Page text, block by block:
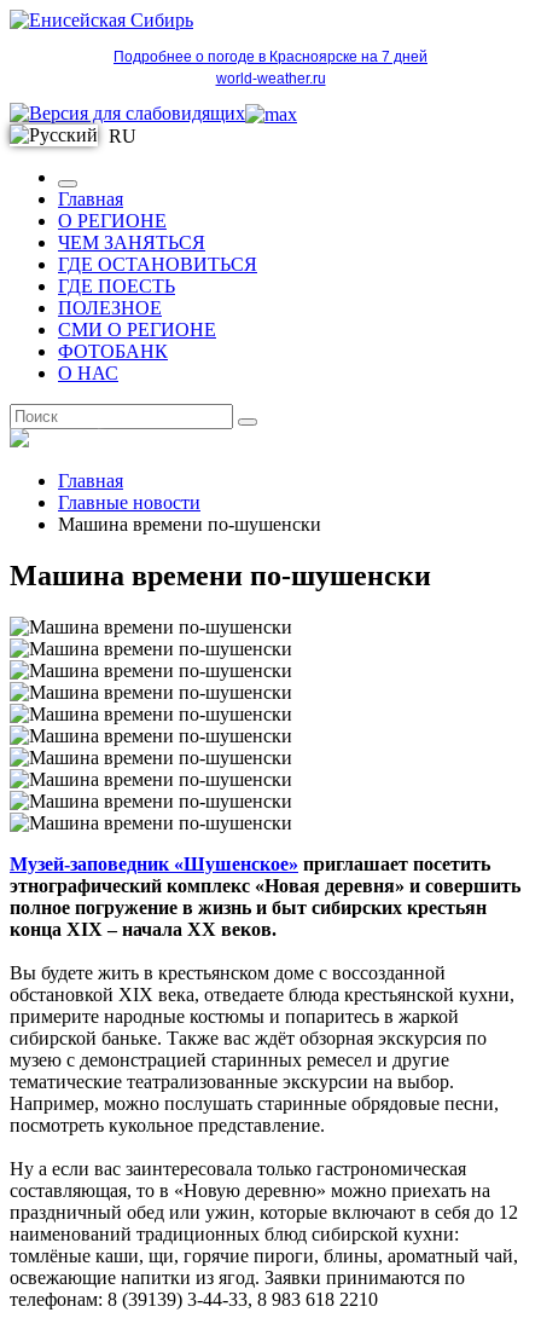
Подробнее о погоде в Красноярске на 7 дней
world-weather.ru
RU
Главная
О РЕГИОНЕ
ЧЕМ ЗАНЯТЬСЯ
ГДЕ ОСТАНОВИТЬСЯ
ГДЕ ПОЕСТЬ
ПОЛЕЗНОЕ
СМИ О РЕГИОНЕ
ФОТОБАНК
О НАС
Главная
Главные новости
Машина времени по-шушенски
Машина времени по-шушенски
Музей-заповедник «Шушенское» приглашает посетить
этнографический комплекс «Новая деревня» и совершить
полное погружение в жизнь и быт сибирских крестьян
конца XIX – начала XX веков.
Вы будете жить в крестьянском доме с воссозданной
обстановкой XIX века, отведаете блюда крестьянской кухни,
примерите народные костюмы и попаритесь в жаркой
сибирской баньке. Также вас ждёт обзорная экскурсия по
музею с демонстрацией старинных ремесел и другие
тематические театрализованные экскурсии на выбор.
Например, можно послушать старинные обрядовые песни,
посмотреть кукольное представление.
Ну а если вас заинтересовала только гастрономическая
составляющая, то в «Новую деревню» можно приехать на
праздничный обед или ужин, которые включают в себя до 12
наименований традиционных блюд сибирской кухни:
томлёные каши, щи, горячие пироги, блины, ароматный чай,
освежающие напитки из ягод. Заявки принимаются по
телефонам: 8 (39139) 3-44-33, 8 983 618 2210